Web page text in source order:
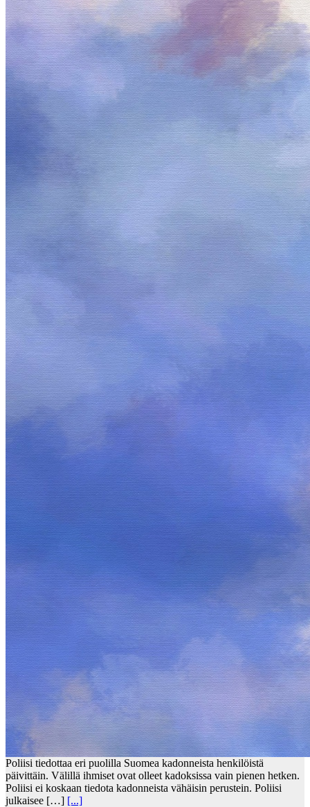
Poliisi tiedottaa eri puolilla Suomea kadonneista henkilöistä
päivittäin. Välillä ihmiset ovat olleet kadoksissa vain pienen hetken.
Poliisi ei koskaan tiedota kadonneista vähäisin perustein. Poliisi
julkaisee […] [...]